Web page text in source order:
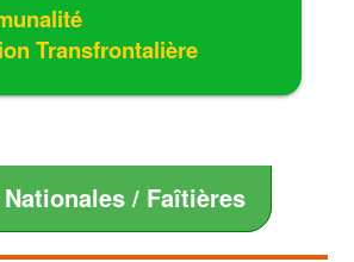
Transfrontalière
/ Faîtières